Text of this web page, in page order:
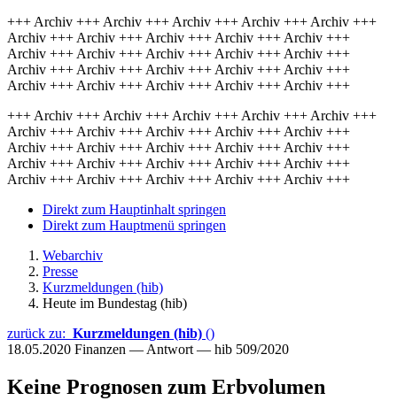
+++ Archiv +++ Archiv +++ Archiv +++ Archiv +++ Archiv +++
Archiv +++ Archiv +++ Archiv +++ Archiv +++ Archiv +++
Archiv +++ Archiv +++ Archiv +++ Archiv +++ Archiv +++
Archiv +++ Archiv +++ Archiv +++ Archiv +++ Archiv +++
Archiv +++ Archiv +++ Archiv +++ Archiv +++ Archiv +++
+++ Archiv +++ Archiv +++ Archiv +++ Archiv +++ Archiv +++
Archiv +++ Archiv +++ Archiv +++ Archiv +++ Archiv +++
Archiv +++ Archiv +++ Archiv +++ Archiv +++ Archiv +++
Archiv +++ Archiv +++ Archiv +++ Archiv +++ Archiv +++
Archiv +++ Archiv +++ Archiv +++ Archiv +++ Archiv +++
Direkt zum Hauptinhalt springen
Direkt zum Hauptmenü springen
Webarchiv
Presse
Kurzmeldungen (hib)
Heute im Bundestag (hib)
zurück zu: Kurzmeldungen (hib) ()
18.05.2020 Finanzen — Antwort — hib 509/2020
Keine Prognosen zum Erbvolumen